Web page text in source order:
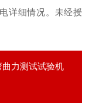
详细情况。未经授
力测试试验机